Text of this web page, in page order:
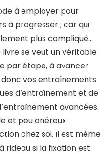
à employer pour
à progresser ; car qui
plus compliqué…
livre se veut un véritable
par étape, à avancer
vos entraînements
d’entraînement et de
avancées.
et peu onéreux
chez soi. Il est même
rideau si la fixation est